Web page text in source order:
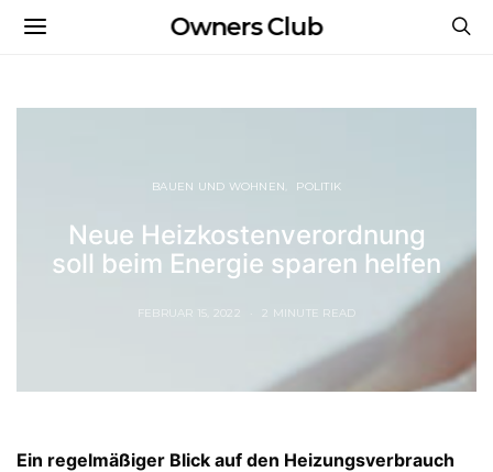
Owners Club
BAUEN UND WOHNEN POLITIK
Neue Heizkostenverordnung
soll beim Energie sparen helfen
FEBRUAR 15, 2022 2 MINUTE READ
Ein regelmäßiger Blick auf den Heizungsverbrauch